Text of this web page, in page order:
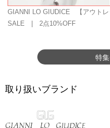
GIANNI LO GIUDICE 【アウトレ
SALE | 2点10%OFF
特
取り扱いブランド